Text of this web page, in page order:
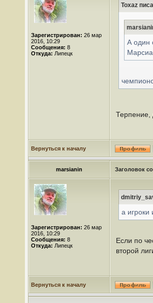
Зарегистрирован: 26 мар
2016, 10:29
Сообщения: 8
Откуда: Липецк
Toxaz
А один
Терпение,
Вернуться к началу
marsianin Заголовок
Зарегистрирован: 26 мар
2016, 10:29
Сообщения: 8
Откуда: Липецк
а игроки
Если по
второй
Вернуться к началу